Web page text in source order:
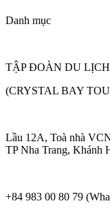
Danh mục
TẬP ĐOÀN DU
(CRYSTAL BAY
Lầu 12A, Toà nhà
TP Nha Trang, Khánh
+84 983 00 80 79